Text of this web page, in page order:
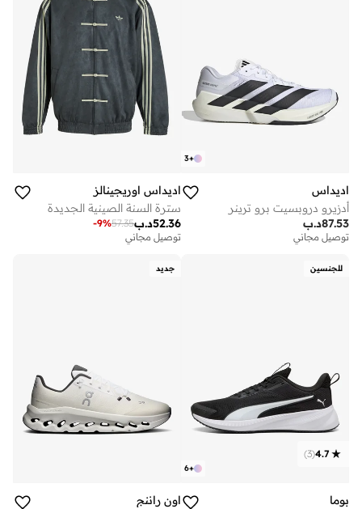
+
3
اديداس
أدزيرو دروبسيت برو ترينر
د.ب87.53
توصيل مجاني
اديداس اوريجينالز
سترة السنة الصينية الجديدة
د.ب52.36
57.35
-9%
توصيل مجاني
للجنسين
+
6
4.7
(
3
)
بوما
جديد
اون راننج